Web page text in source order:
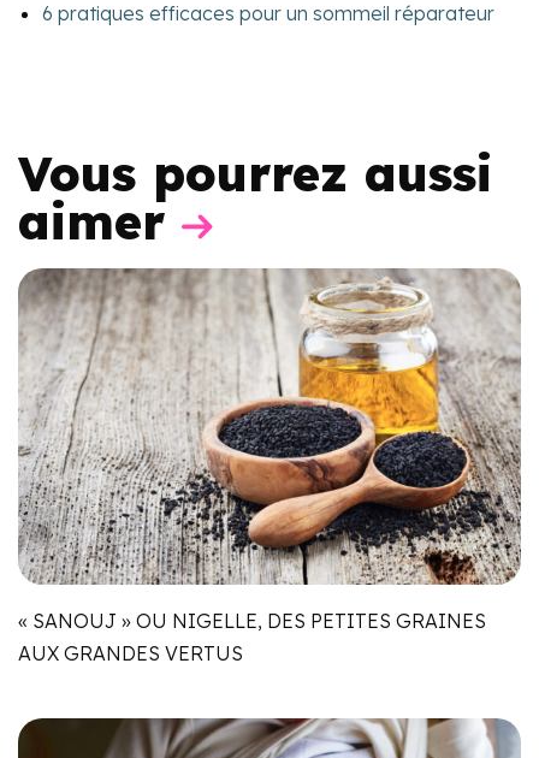
6 pratiques efficaces pour un sommeil réparateur
Vous pourrez aussi
aimer
« SANOUJ » OU NIGELLE, DES PETITES GRAINES
AUX GRANDES VERTUS